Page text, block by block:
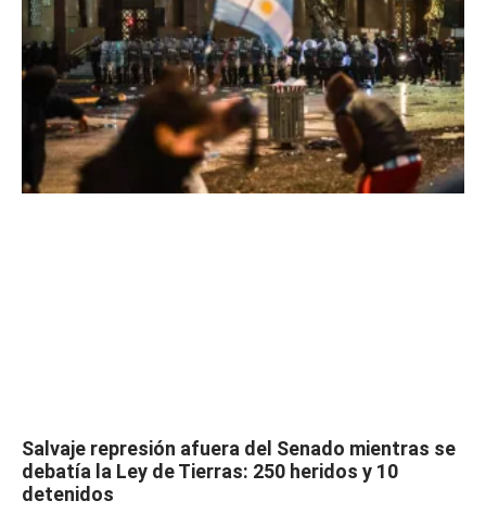
Salvaje represión afuera del Senado mientras se
debatía la Ley de Tierras: 250 heridos y 10
detenidos